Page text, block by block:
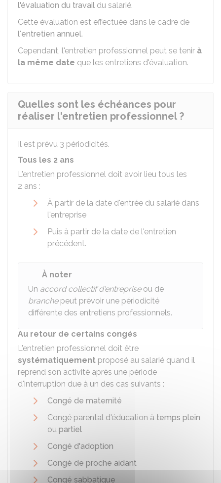
l'évaluation du travail du salarié.
Cette évaluation est effectuée dans le cadre de
l'entretien annuel.
Cependant, l'entretien professionnel peut se tenir à
la même date que les entretiens d'évaluation.
Quelles sont les échéances pour
réaliser l'entretien professionnel ?
Il est prévu 3 périodicités.
Tous les 2 ans
L'entretien professionnel doit avoir lieu tous les
2 ans :
À partir de la date d'entrée du salarié dans
l'entreprise
Puis à partir de la date de l'entretien
précédent.
À noter
Un accord collectif d'entrepriseou de
branchepeut prévoir une périodicité
différente des entretiens professionnels.
Au retour de certains congés
L'entretien professionnel doit être
systématiquement proposé au salarié quand il
reprend son activité après une période
d'interruption due à un des cas suivants :
Congé de maternité
Congé parental d'éducation à temps plein
ou partiel
Congé d'adoption
Congé de proche aidant
Congé sabbatique